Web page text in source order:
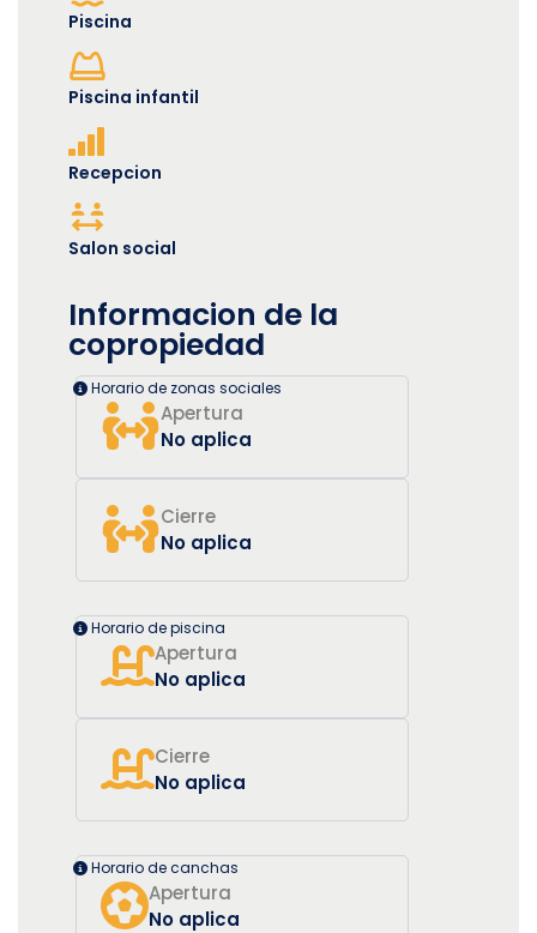
Piscina
Piscina infantil
Recepcion
Salon social
Informacion de la
copropiedad
Horario de zonas sociales
Apertura
No aplica
Cierre
No aplica
Horario de piscina
Apertura
No aplica
Cierre
No aplica
Horario de canchas
Apertura
No aplica